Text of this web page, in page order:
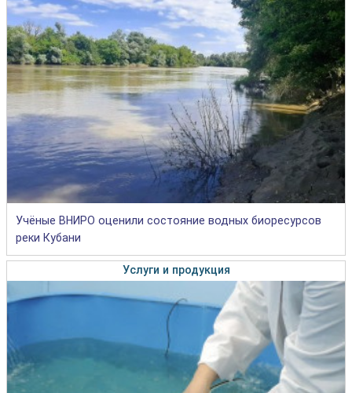
Учёные ВНИРО оценили состояние водных биоресурсов
реки Кубани
Услуги и продукция